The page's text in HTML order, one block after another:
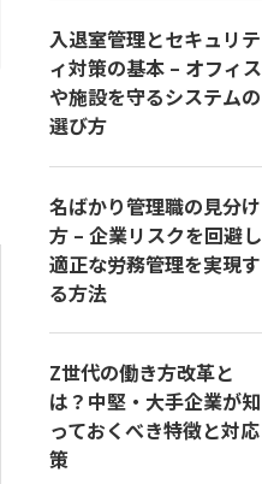
入退室管理とセキュリテ
ィ対策の基本 – オフィス
や施設を守るシステムの
選び方
名ばかり管理職の見分け
方 – 企業リスクを回避し
適正な労務管理を実現す
る方法
Z世代の働き方改革と
は？中堅・大手企業が知
っておくべき特徴と対応
策